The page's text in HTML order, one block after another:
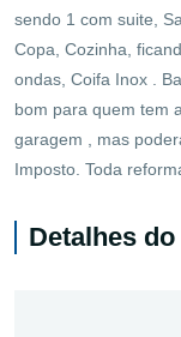
sendo 1 com suite,
Copa, Cozinha,
ondas, Coifa Inox .
bom para quem tem
garagem , mas
Imposto. Toda
Detalhes